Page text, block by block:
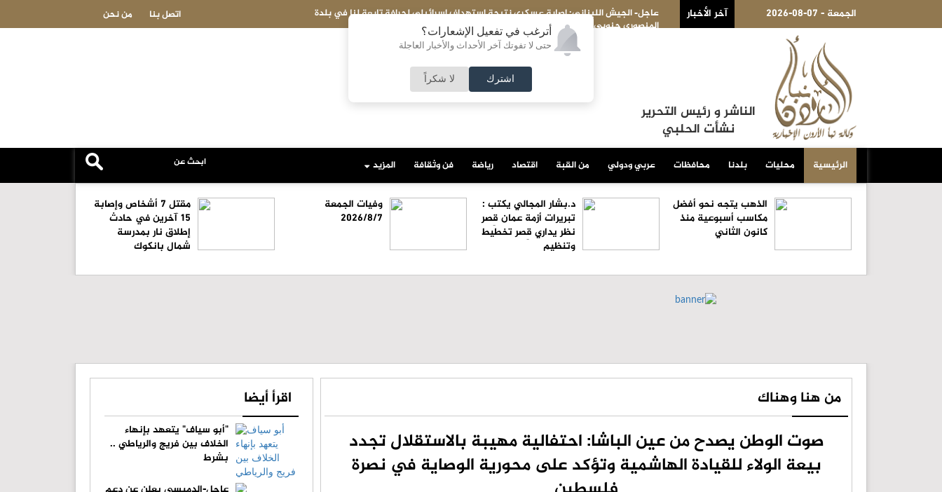
أترغب في تفعيل الإشعارات؟
حتى لا تفوتك آخر الأحداث والأخبار العاجلة
اشترك لا شكراً
2026-08-07 - الجمعة آخر الأخبار
عاجل- الجيش اللبناني: إصابة عسكري نتيجة استهداف إسرائيلي لجرافة تابعة لنا في بلدة
المنصوري جنوبي البلاد
الذهب يتجه نحو أفضل مكاسب أسبوعية منذ كانون الثاني عاجل-دوي انفجار كبير في موسكو
من نحن اتصل بنا
الناشر و رئيس التحرير
نشأت الحلبي
الرئيسية محليات بلدنا محافظات عربي ودولي من القبة اقتصاد رياضة فن وثقافة المزيد
الذهب يتجه نحو أفضل
مكاسب أسبوعية منذ
كانون الثاني
د.بشار المجالي يكتب :
تبريرات أزمة عمان قِصر
نظر يداري قِصر تخطيط
وتنظيم
وفيات الجمعة
2026/8/7
مقتل 7 أشخاص وإصابة
15 آخرين في حادث
إطلاق نار بمدرسة
شمال بانكوك
من هنا وهناك
صوت الوطن يصدح من عين الباشا: احتفالية مهيبة بالاستقلال تجدد
بيعة الولاء للقيادة الهاشمية وتؤكد على محورية الوصاية في نصرة
اقرأ أيضا
"أبو سياف" يتعهد بإنهاء
الخلاف بين فريج والرياطي ..
بشرط